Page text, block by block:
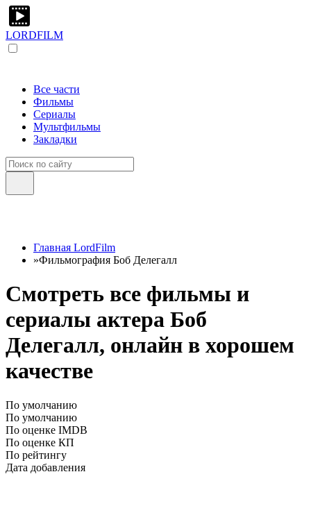
LORDFILM
Все части
Фильмы
Сериалы
Мультфильмы
Закладки
Главная LordFilm
»Фильмография Боб Делегалл
Смотреть все фильмы и
сериалы актера Боб
Делегалл, онлайн в хорошем
качестве
По умолчанию
По умолчанию
По оценке IMDB
По оценке КП
По рейтингу
Дата добавления